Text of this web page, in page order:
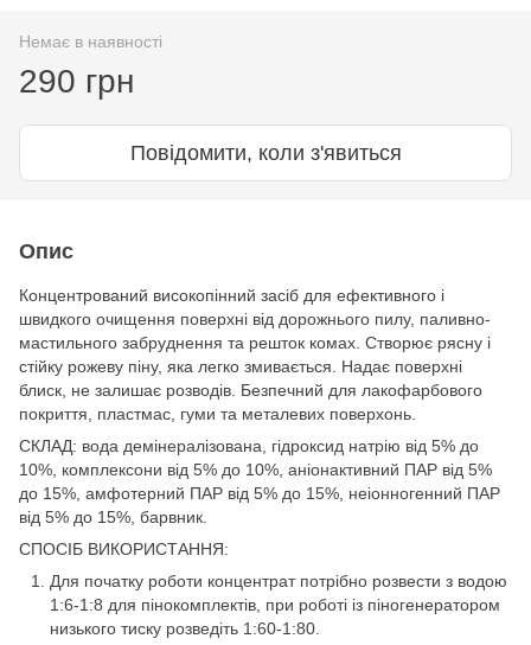
Немає в наявності
290 грн
Повідомити, коли з'явиться
Опис
Концентрований високопінний засіб для ефективного і
швидкого очищення поверхні від дорожнього пилу, паливно-
мастильного забруднення та решток комах. Створює рясну і
стійку рожеву піну, яка легко змивається. Надає поверхні
блиск, не залишає розводів. Безпечний для лакофарбового
покриття, пластмас, гуми та металевих поверхонь.
CКЛАД: вода демінералізована, гідроксид натрію від 5% до
10%, комплексони від 5% до 10%, аніонактивний ПАР від 5%
до 15%, амфотерний ПАР від 5% до 15%, неіонногенний ПАР
від 5% до 15%, барвник.
СПОСІБ ВИКОРИСТАННЯ:
Для початку роботи концентрат потрібно розвести з водою
1:6-1:8 для пінокомплектів, при роботі із піногенератором
низького тиску розведіть 1:60-1:80.